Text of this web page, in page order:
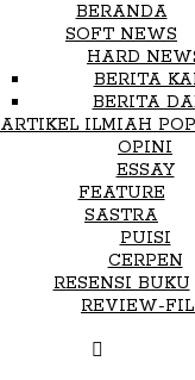
BERANDA
SOFT NEWS
HARD
BERITA
BERITA
ARTIKEL ILMIAH
OPINI
ESSAY
FEATURE
SASTRA
PUISI
CERPEN
RESENSI BUKU
REVIEW-